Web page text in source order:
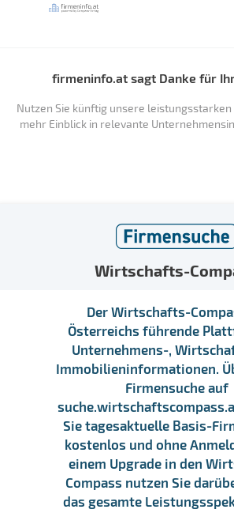
firmeninfo.at sagt Danke für
Nutzen Sie künftig unsere leistungsstarken
mehr Einblick in relevante
Wirtschafts-
Der Wirtschafts-
Österreichs führende
Unternehmens-,
Immobilieninformationen.
Firmensuche auf
Sie tagesaktuelle Basis-
kostenlos und ohne
einem Upgrade in den
Compass nutzen Sie
das gesamte